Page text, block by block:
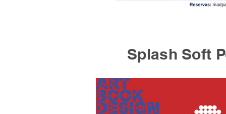
Splash Soft